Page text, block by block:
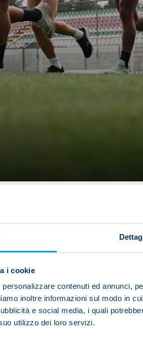
i cookie
personalizzare contenuti ed annunci,
inoltre informazioni sul modo in
e social media, i quali
utilizzo dei loro servizi.